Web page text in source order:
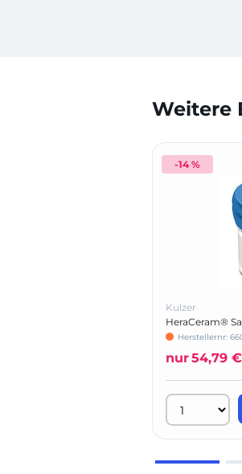
Weitere
-14 %
Kulzer
HeraCeram®
Herstellernr:
nur54,79 €